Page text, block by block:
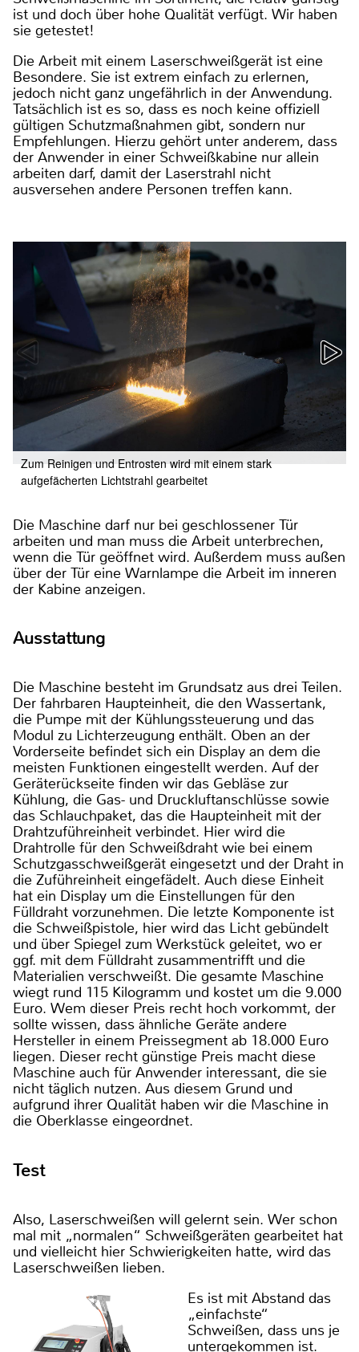
ist und doch über hohe Qualität verfügt. Wir haben
sie getestet!
Die Arbeit mit einem Laserschweißgerät ist eine
Besondere. Sie ist extrem einfach zu erlernen,
jedoch nicht ganz ungefährlich in der Anwendung.
Tatsächlich ist es so, dass es noch keine offiziell
gültigen Schutzmaßnahmen gibt, sondern nur
Empfehlungen. Hierzu gehört unter anderem, dass
der Anwender in einer Schweißkabine nur allein
arbeiten darf, damit der Laserstrahl nicht
ausversehen andere Personen treffen kann.
Zum Reinigen und Entrosten wird mit einem stark
aufgefächerten Lichtstrahl gearbeitet
Die Maschine darf nur bei geschlossener Tür
arbeiten und man muss die Arbeit unterbrechen,
wenn die Tür geöffnet wird. Außerdem muss außen
über der Tür eine Warnlampe die Arbeit im inneren
der Kabine anzeigen.
Ausstattung
Die Maschine besteht im Grundsatz aus drei Teilen.
Der fahrbaren Haupteinheit, die den Wassertank,
die Pumpe mit der Kühlungssteuerung und das
Modul zu Lichterzeugung enthält. Oben an der
Vorderseite befindet sich ein Display an dem die
meisten Funktionen eingestellt werden. Auf der
Geräterückseite finden wir das Gebläse zur
Kühlung, die Gas- und Druckluftanschlüsse sowie
das Schlauchpaket, das die Haupteinheit mit der
Drahtzuführeinheit verbindet. Hier wird die
Drahtrolle für den Schweißdraht wie bei einem
Schutzgasschweißgerät eingesetzt und der Draht in
die Zuführeinheit eingefädelt. Auch diese Einheit
hat ein Display um die Einstellungen für den
Fülldraht vorzunehmen. Die letzte Komponente ist
die Schweißpistole, hier wird das Licht gebündelt
und über Spiegel zum Werkstück geleitet, wo er
ggf. mit dem Fülldraht zusammentrifft und die
Materialien verschweißt. Die gesamte Maschine
wiegt rund 115 Kilogramm und kostet um die 9.000
Euro. Wem dieser Preis recht hoch vorkommt, der
sollte wissen, dass ähnliche Geräte andere
Hersteller in einem Preissegment ab 18.000 Euro
liegen. Dieser recht günstige Preis macht diese
Maschine auch für Anwender interessant, die sie
nicht täglich nutzen. Aus diesem Grund und
aufgrund ihrer Qualität haben wir die Maschine in
die Oberklasse eingeordnet.
Test
Also, Laserschweißen will gelernt sein. Wer schon
mal mit „normalen“ Schweißgeräten gearbeitet hat
und vielleicht hier Schwierigkeiten hatte, wird das
Laserschweißen lieben.
Es ist mit Abstand das
„einfachste“
Schweißen, dass uns je
untergekommen ist.